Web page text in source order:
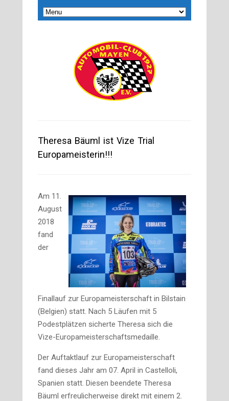
Theresa Bäuml ist Vize Trial
Europameisterin!!!
Am 11.
August
2018
fand
der
Finallauf zur Europameisterschaft in Bilstain
(Belgien) statt. Nach 5 Läufen mit 5
Podestplätzen sicherte Theresa sich die
Vize-Europameisterschaftsmedaille.
Der Auftaktlauf zur Europameisterschaft
fand dieses Jahr am 07. April in Castelloli,
Spanien statt. Diesen beendete Theresa
Bäuml erfreulicherweise direkt mit einem 2.